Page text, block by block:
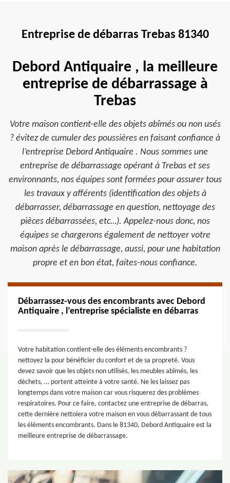
Entreprise de débarras Trebas 81340
Debord Antiquaire , la meilleure
entreprise de débarrassage à
Trebas
Votre maison contient-elle des objets abîmés ou non usés
? évitez de cumuler des poussières en faisant confiance à
l’entreprise Debord Antiquaire . Nous sommes une
entreprise de débarrassage opérant à Trebas et ses
environnants, nos équipes sont formées pour assurer tous
les travaux y afférents (identification des objets à
débarrasser, débarrassage en question, nettoyage des
pièces débarrassées, etc…). Appelez-nous donc, nos
équipes se chargerons également de nettoyer votre
maison après le débarrassage, aussi, pour une habitation
propre et en bon état, faites-nous confiance.
Débarrassez-vous des encombrants avec Debord
Antiquaire , l’entreprise spécialiste en débarras
Votre habitation contient-elle des éléments encombrants ?
nettoyez la pour bénéficier du confort et de sa propreté. Vous
devez savoir que les objets non utilisés, les meubles abîmés, les
déchets, … portent atteinte à votre santé. Ne les laissez pas
longtemps dans votre maison car vous risquerez des problèmes
respiratoires. Pour ce faire, contactez une entreprise de débarras,
cette dernière nettoiera votre maison en vous débarrassant de tous
les éléments encombrants. Dans le 81340, Debord Antiquaire est la
meilleure entreprise de débarrassage.